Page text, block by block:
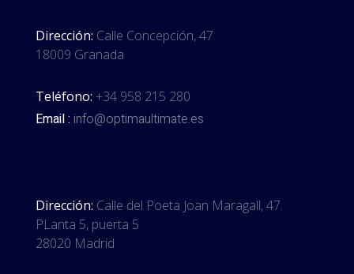
Dirección: Calle Concepción, 47
18009 Granada
Teléfono: +34 958 215 280
Email : info@optimaultimate.es
Dirección: Calle del Poeta Joan Maragall, 47.
PLanta 5, puerta 5
28020 Madrid